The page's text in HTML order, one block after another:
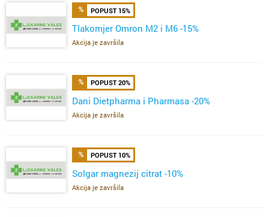
POPUST 15%
Tlakomjer Omron M2 i M6 -15%
Akcija je završila
POPUST 20%
Dani Dietpharma i Pharmasa -20%
Akcija je završila
POPUST 10%
Solgar magnezij citrat -10%
Akcija je završila